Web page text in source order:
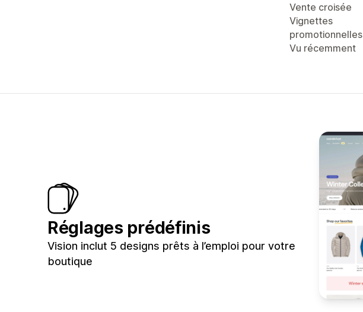
Vente croisée
Vignettes
promotionnelles
Vu récemment
Réglages prédéfinis
Vision inclut 5 designs prêts à l’emploi pour votre
boutique